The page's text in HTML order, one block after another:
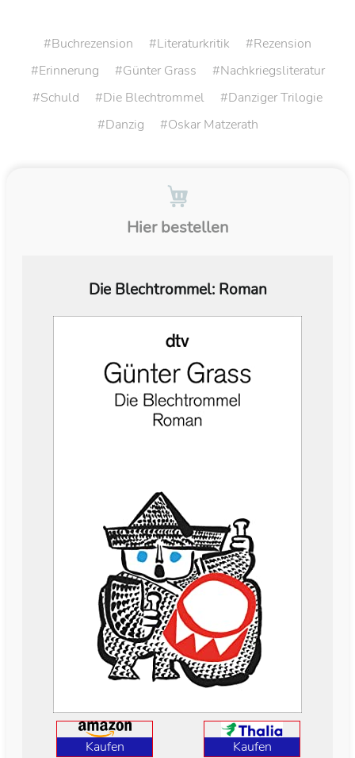
Buchrezension Literaturkritik
Rezension
Erinnerung
Günter Grass
Nachkriegsliteratur
Schuld
Die Blechtrommel
Danziger Trilogie
Danzig
Oskar Matzerath
Hier bestellen
Die Blechtrommel: Roman
Kaufen Kaufen